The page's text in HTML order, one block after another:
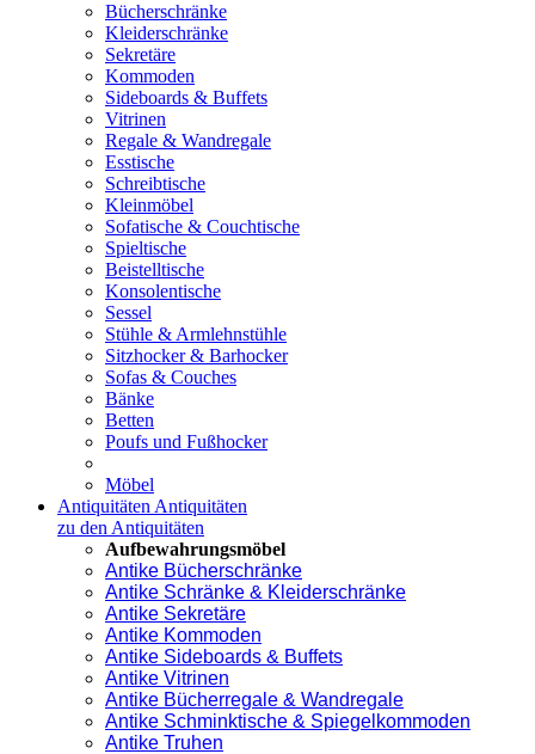
Bücherschränke
Kleiderschränke
Sekretäre
Kommoden
Sideboards & Buffets
Vitrinen
Regale & Wandregale
Esstische
Schreibtische
Kleinmöbel
Sofatische & Couchtische
Spieltische
Beistelltische
Konsolentische
Sessel
Stühle & Armlehnstühle
Sitzhocker & Barhocker
Sofas & Couches
Bänke
Betten
Poufs und Fußhocker
Möbel
Antiquitäten Antiquitäten
zu den Antiquitäten
Aufbewahrungsmöbel
Antike Bücherschränke
Antike Schränke & Kleiderschränke
Antike Sekretäre
Antike Kommoden
Antike Sideboards & Buffets
Antike Vitrinen
Antike Bücherregale & Wandregale
Antike Schminktische & Spiegelkommoden
Antike Truhen